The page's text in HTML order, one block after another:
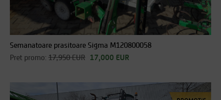
Semanatoare prasitoare Sigma M120800058
Pret promo: 17,950 EUR 17,000 EUR